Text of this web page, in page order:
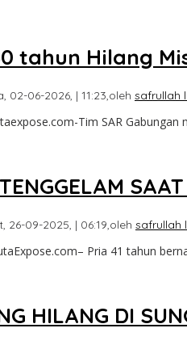
tahun Hilang
02-06-2026, | 11:23,oleh safrullah
Tim SAR
26-09-2025, | 06:19,oleh safrullah
Pria 41 tahun
HILANG DI